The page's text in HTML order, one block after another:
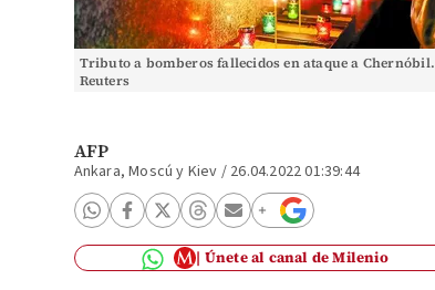
Tributo a bomberos fallecidos en ataque a Chernóbil.
Reuters
AFP
Ankara, Moscú y Kiev / 26.04.2022 01:39:44
Únete al canal de Milenio